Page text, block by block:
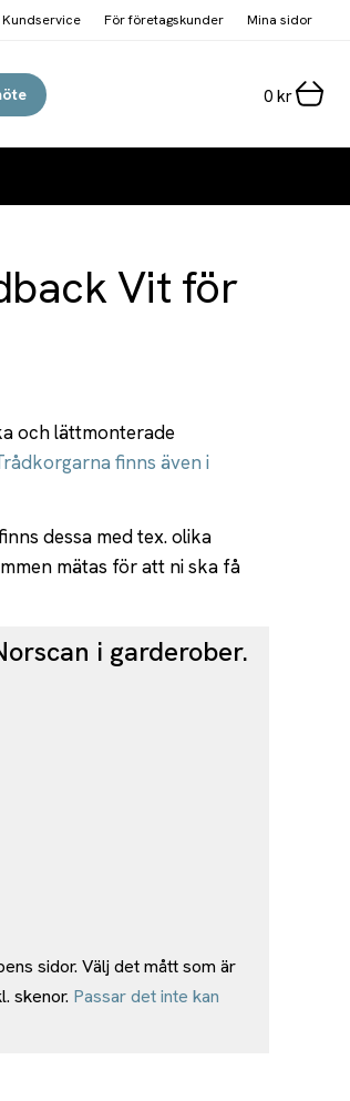
0 kr
Kundservice För företagskunder Mina sidor
Vit för
och lättmonterade
finns även i
dessa med tex. olika
mätas för att ni ska få
i garderober.
sidor. Välj det mått som är
skenor. Passar det inte kan